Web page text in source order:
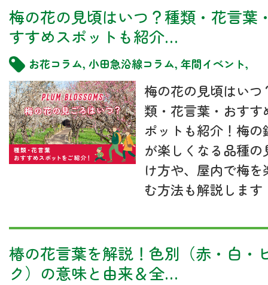
梅の花の見頃はいつ？種類・花言葉
すすめスポットも紹介…
お花コラム, 小田急沿線コラム, 年間イベント,
梅の花の見頃はいつ
類・花言葉・おすす
ポットも紹介！梅の
が楽しくなる品種の
け方や、屋内で梅を
む方法も解説します
椿の花言葉を解説！色別（赤・白・
ク）の意味と由来＆全…